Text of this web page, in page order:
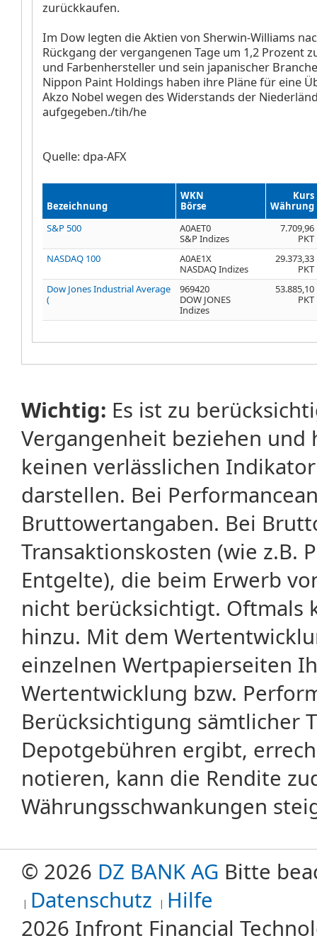
zurückkaufen.
Im Dow legten die Aktien von Sherwin-Williams
Rückgang der vergangenen Tage um 1,2 Prozent
und Farbenhersteller und sein japanischer
Nippon Paint Holdings haben ihre Pläne für eine
Akzo Nobel wegen des Widerstands der
aufgegeben./tih/he
Quelle: dpa-AFX
Bezeichnung
WKN
Börse
Kurs
Währung
S&P 500
A0AET0
S&P Indizes
7.709,96
PKT
NASDAQ 100
A0AE1X
NASDAQ Indizes
29.373,33
PKT
Dow Jones Industrial Average
(
969420
DOW JONES
Indizes
53.885,10
PKT
Wichtig: Es ist zu
Vergangenheit beziehen
keinen verlässlichen
darstellen. Bei
Bruttowertangaben. Bei
Transaktionskosten (wie z.B.
Entgelte), die beim Erwerb
nicht berücksichtigt. Oftmals
hinzu. Mit dem
einzelnen Wertpapierseiten
Wertentwicklung bzw.
Berücksichtigung sämtlicher
Depotgebühren ergibt,
notieren, kann die Rendite
Währungsschwankungen
© 2026 DZ BANK AG Bitte
Datenschutz Hilfe
2026 Infront Financial